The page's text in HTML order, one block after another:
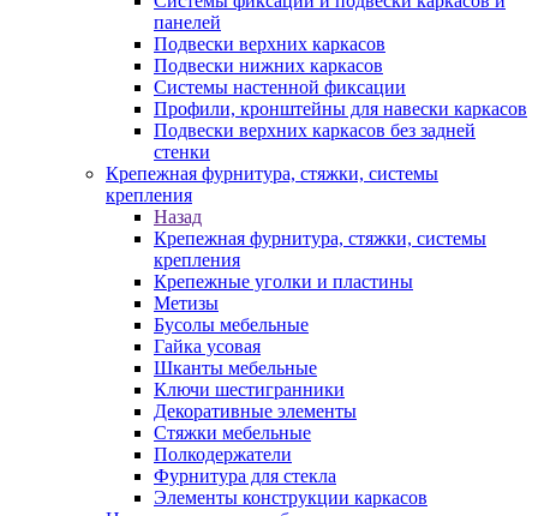
панелей
Подвески верхних каркасов
Подвески нижних каркасов
Системы настенной фиксации
Профили, кронштейны для навески каркасов
Подвески верхних каркасов без задней
стенки
Крепежная фурнитура, стяжки, системы
крепления
Назад
Крепежная фурнитура, стяжки, системы
крепления
Крепежные уголки и пластины
Метизы
Бусолы мебельные
Гайка усовая
Шканты мебельные
Ключи шестигранники
Декоративные элементы
Стяжки мебельные
Полкодержатели
Фурнитура для стекла
Элементы конструкции каркасов